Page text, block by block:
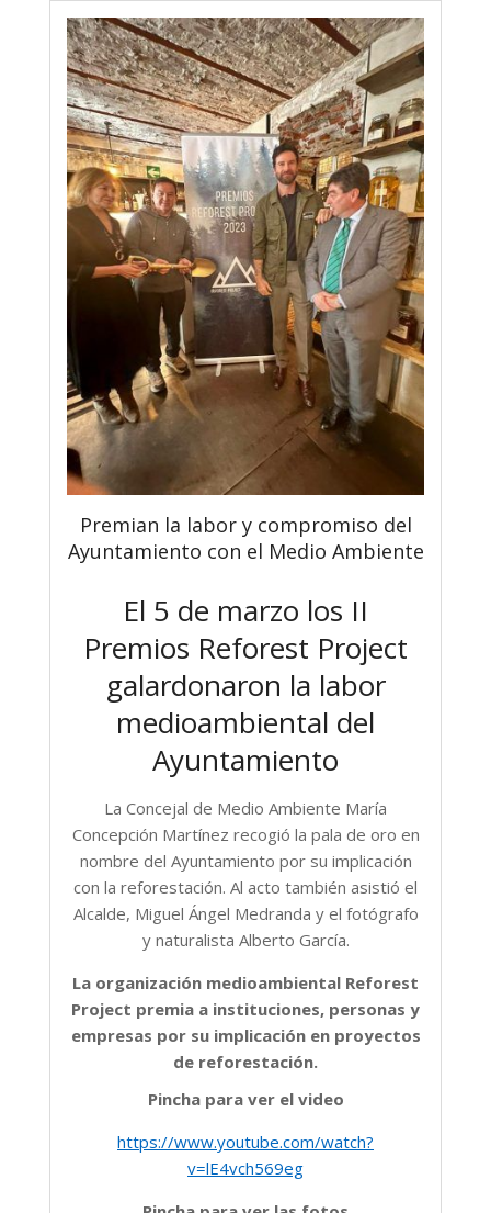
Premian la labor y compromiso del
Ayuntamiento con el Medio Ambiente
El 5 de marzo los II
Premios Reforest Project
galardonaron la labor
medioambiental del
Ayuntamiento
La Concejal de Medio Ambiente María
Concepción Martínez recogió la pala de oro en
nombre del Ayuntamiento por su implicación
con la reforestación. Al acto también asistió el
Alcalde, Miguel Ángel Medranda y el fotógrafo
y naturalista Alberto García.
La organización medioambiental Reforest
Project premia a instituciones, personas y
empresas por su implicación en proyectos
de reforestación.
Pincha para ver el video
https://www.youtube.com/watch?
v=lE4vch569eg